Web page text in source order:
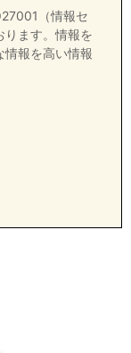
（情報セ
ります。情報を
情報を高い情報